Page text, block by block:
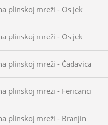
plinskoj mreži - Osijek
plinskoj mreži - Osijek
plinskoj mreži - Čađavica
plinskoj mreži - Feričanci
plinskoj mreži - Branjin